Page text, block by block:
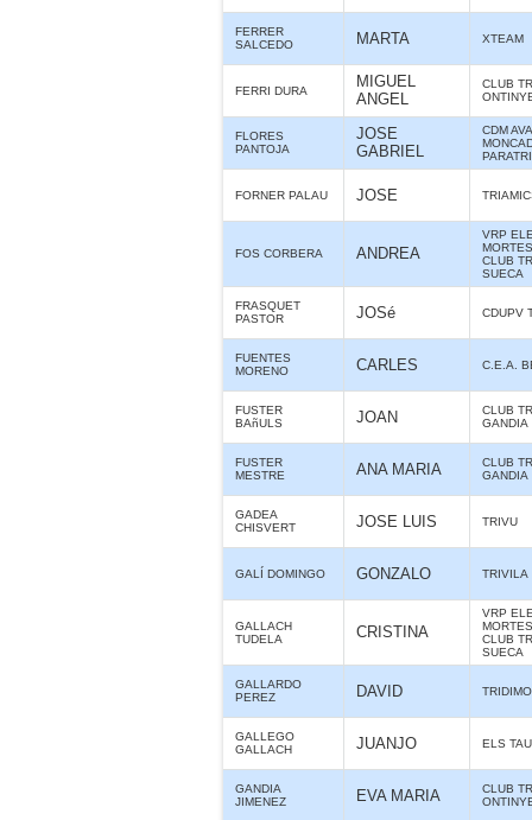
FERRER
SALCEDO
MARTA XTEAM
FERRI DURA
MIGUEL
ANGEL
CLUB
FLORES
PANTOJA
JOSE
GABRIEL
CDM
FORNER PALAU JOSE
FOS CORBERA ANDREA
VRP
CLUB
SUECA
FRASQUET
PASTOR
JOSé CDUPV
FUENTES
MORENO
CARLES C.E.A.
FUSTER
BAñULS
JOAN
CLUB
GANDIA
FUSTER
MESTRE
ANA MARIA
CLUB
GANDIA
GADEA
CHISVERT
JOSE LUIS TRIVU
GALÍ DOMINGO GONZALO TRIVILA
GALLACH
TUDELA
CRISTINA
VRP
CLUB
SUECA
GALLARDO
PEREZ
DAVID
GALLEGO
GALLACH
JUANJO ELS
GANDIA
JIMENEZ
EVA MARIA
CLUB